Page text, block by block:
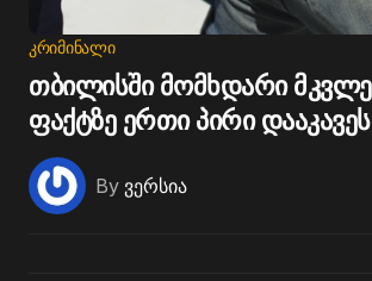
ᲙᲠᲘᲛᲘᲜᲐᲚᲘ
თბილისში მომხდარი
ფაქტზე ერთი პირი დააკავეს
By ვერსია